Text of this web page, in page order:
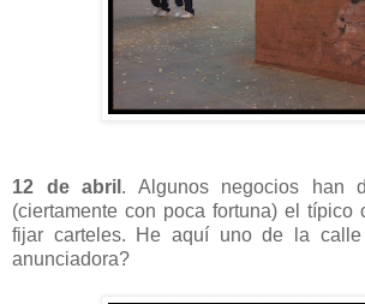
12 de abril . Algunos negocios han
(ciertamente con poca fortuna) el típico
fijar carteles. He aquí uno de la calle
anunciadora?